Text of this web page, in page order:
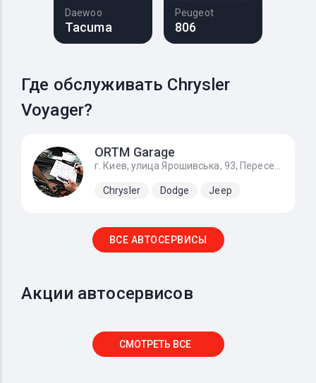
Daewoo
Tacuma
Peugeot
806
Где обслуживать Chrysler
Voyager?
ОRTM Garage
Chrysler Dodge Jeep
ВСЕ АВТОСЕРВИСЫ
Акции автосервисов
СМОТРЕТЬ ВСЕ